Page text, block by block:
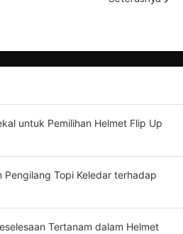
untuk Pemilihan Helmet Flip Up
Pengilang Topi Keledar terhadap
Tertanam dalam Helmet